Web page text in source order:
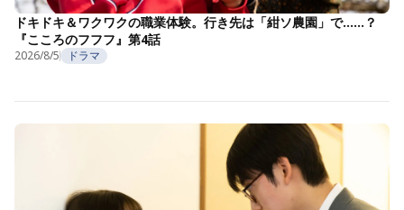
ドキドキ＆ワクワクの職業体験。行き先は「紺ソ農園」で……？
『こころのフフフ』第4話
2026/8/5 ドラマ